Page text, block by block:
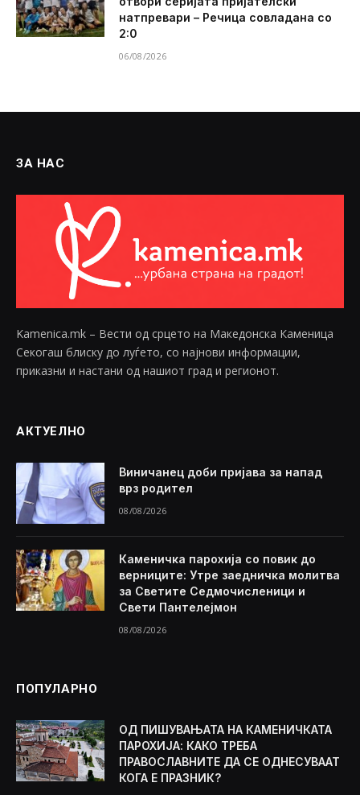
натпревари – Речица совладана со
2:0
06/08/2026
ЗА НАС
Kamenica.mk – Вести од срцето на Македонска Каменица
Секогаш блиску до луѓето, со најнови информации,
приказни и настани од нашиот град и регионот.
АКТУЕЛНО
Виничанец доби пријава за напад
врз родител
08/08/2026
Каменичка парохија со повик до
верниците: Утре заедничка молитва
за Светите Седмочисленици и
Свети Пантелејмон
08/08/2026
ПОПУЛАРНО
ОД ПИШУВАЊАТА НА КАМЕНИЧКАТА
ПАРОХИЈА: КАКО ТРЕБА
ПРАВОСЛАВНИТЕ ДА СЕ ОДНЕСУВААТ
КОГА Е ПРАЗНИК?